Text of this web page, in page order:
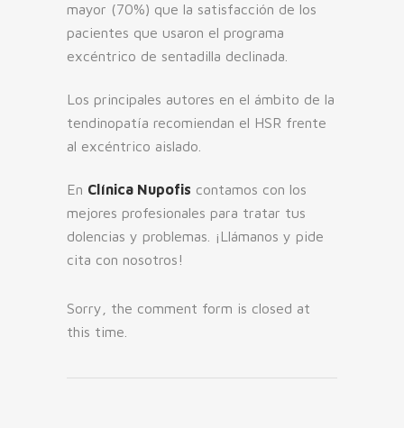
mayor (70%) que la satisfacción de los
pacientes que usaron el programa
excéntrico de sentadilla declinada.
Los principales autores en el ámbito de la
tendinopatía recomiendan el HSR frente
al excéntrico aislado.
En Clínica Nupofis contamos con los
mejores profesionales para tratar tus
dolencias y problemas. ¡Llámanos y pide
cita con nosotros!
Sorry, the comment form is closed at
this time.